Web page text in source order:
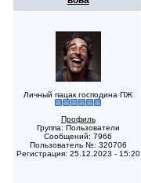
Личный пацак господина ПЖ
Профиль
Группа: Пользователи
Сообщений: 7966
Пользователь №: 320706
Регистрация: 25.12.2023 - 15:20